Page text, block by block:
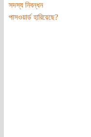
সদস্য নিবন্ধন
পাসওয়ার্ড হারিয়েছে?